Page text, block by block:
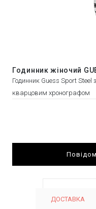
Годинник жіночий
Годинник Guess Sport
кварцовим хронографом
ДОСТАВКА